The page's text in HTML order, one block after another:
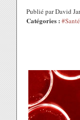
Publié par David
Catégories : #Santé